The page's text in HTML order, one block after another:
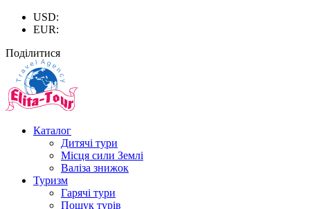
USD:
EUR:
Поділитися
Каталог
Дитячі тури
Місця сили Землі
Валіза знижок
Туризм
Гарячі тури
Пошук турів